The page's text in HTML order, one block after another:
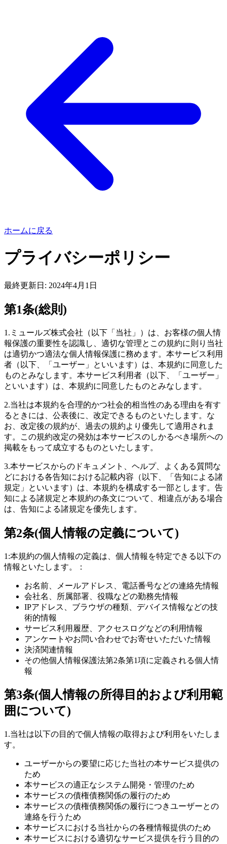
ホームに戻る
プライバシーポリシー
最終更新日: 2024年4月1日
第1条(総則)
1.ミュールズ株式会社（以下「当社」）は、お客様の個人情
報保護の重要性を認識し、適切な管理とこの規約に則り当社
は適切かつ適法な個人情報保護に務めます。本サービス利用
者（以下、「ユーザー」といいます）は、本規約に同意した
ものとみなします。本サービス利用者（以下、「ユーザー」
といいます）は、本規約に同意したものとみなします。
2.当社は本規約を合理的かつ社会的相当性のある理由を有す
るときには、公表後に、改定できるものといたします。な
お、改定後の規約が、過去の規約より優先して適用されま
す。この規約改定の発効は本サービスのしかるべき場所への
掲載をもって成立するものといたします。
3.本サービスからのドキュメント、ヘルプ、よくある質問な
どにおける各告知における記載内容（以下、「告知による諸
規定」といいます）は、本規約を構成する一部とします。告
知による諸規定と本規約の条文について、相違点がある場合
は、告知による諸規定を優先します。
第2条(個人情報の定義について)
1:本規約の個人情報の定義は、個人情報を特定できる以下の
情報といたします。：
お名前、メールアドレス、電話番号などの連絡先情報
会社名、所属部署、役職などの勤務先情報
IPアドレス、ブラウザの種類、デバイス情報などの技
術的情報
サービス利用履歴、アクセスログなどの利用情報
アンケートやお問い合わせでお寄せいただいた情報
決済関連情報
その他個人情報保護法第2条第1項に定義される個人情
報
第3条(個人情報の所得目的および利用範
囲について)
1.当社は以下の目的で個人情報の取得および利用をいたしま
す。
ユーザーからの要望に応じた当社の本サービス提供の
ため
本サービスの適正なシステム開発・管理のため
本サービスの債権債務関係の履行のため
本サービスの債権債務関係の履行につきユーザーとの
連絡を行うため
本サービスにおける当社からの各種情報提供のため
本サービスにおける適切なサービス提供を行う目的の